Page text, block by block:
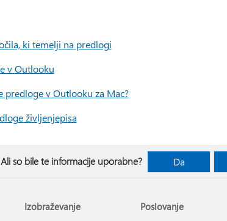
ki temelji na predlogi
v Outlooku
v Outlooku za Mac?
življenjepisa
Ali so bile te informacije uporabne? Da
Izobraževanje Poslovanje